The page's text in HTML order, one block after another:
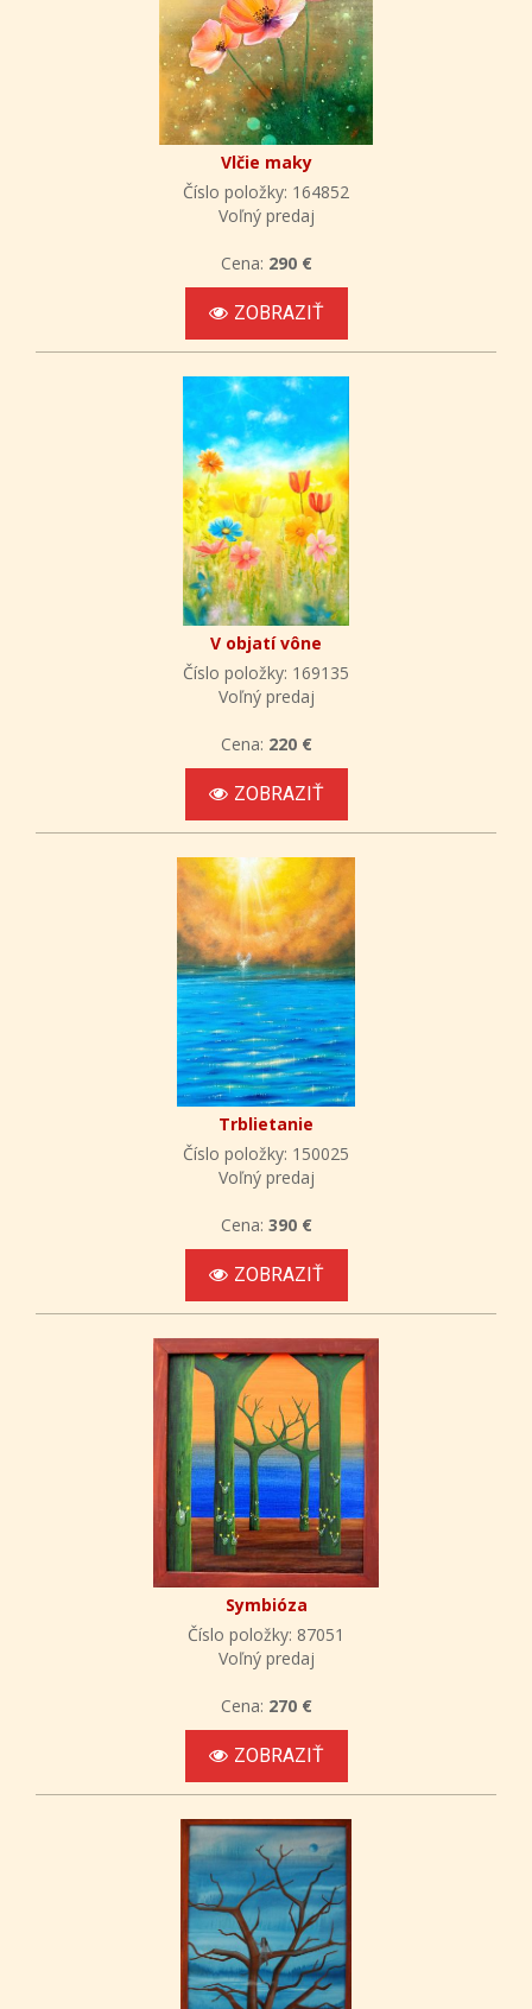
Vlčie maky
Číslo položky: 164852
Voľný predaj
Cena: 290 €
ZOBRAZIŤ
V objatí vône
Číslo položky: 169135
Voľný predaj
Cena: 220 €
ZOBRAZIŤ
Trblietanie
Číslo položky: 150025
Voľný predaj
Cena: 390 €
ZOBRAZIŤ
Symbióza
Číslo položky: 87051
Voľný predaj
Cena: 270 €
ZOBRAZIŤ